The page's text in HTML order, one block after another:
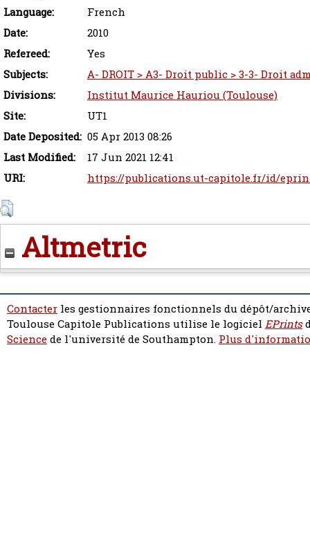
Language:
French
Date:
2010
Refereed:
Yes
Subjects:
A- DROIT > A3- Droit public > 3-3- Droit
Divisions:
Institut Maurice Hauriou (Toulouse)
Site:
UT1
Date Deposited: 05 Apr 2013 08:26
Last Modified:
17 Jun 2021 12:41
URI:
https://publications.ut-capitole.fr/id/
Altmetric
Contacter les gestionnaires fonctionnels du dépôt/
Toulouse Capitole Publications utilise le logiciel EPrints
Sciencede l'université de Southampton. Plus